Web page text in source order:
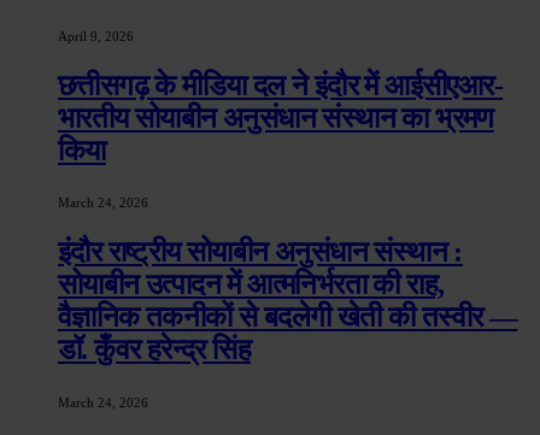
April 9, 2026
छत्तीसगढ़ के मीडिया दल ने इंदौर में आईसीएआर-
भारतीय सोयाबीन अनुसंधान संस्थान का भ्रमण
किया
March 24, 2026
इंदौर राष्ट्रीय सोयाबीन अनुसंधान संस्थान :
सोयाबीन उत्पादन में आत्मनिर्भरता की राह,
वैज्ञानिक तकनीकों से बदलेगी खेती की तस्वीर —
डॉ. कुँवर हरेन्द्र सिंह
March 24, 2026